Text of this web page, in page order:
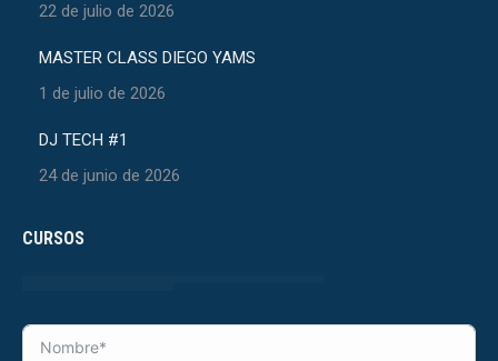
22 de julio de 2026
MASTER CLASS DIEGO YAMS
1 de julio de 2026
DJ TECH #1
24 de junio de 2026
CURSOS